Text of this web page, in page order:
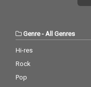
Genre-All Genres
Hi-res
Rock
Pop